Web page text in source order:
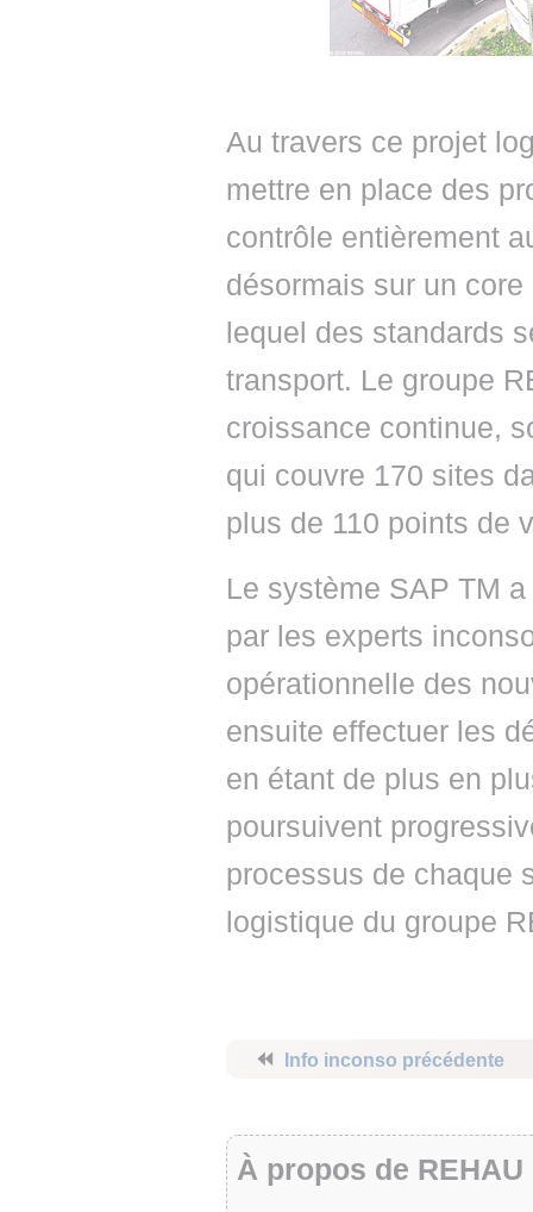
Au travers ce projet
mettre en place des
contrôle entièrement
désormais sur un
lequel des standards
transport. Le groupe
croissance continue,
qui couvre 170 sites
plus de 110 points de
Le système SAP TM
par les experts
opérationnelle des
ensuite effectuer les
en étant de plus en
poursuivent
processus de chaque
logistique du groupe
⏪ Info inconso précédente
À propos de REHAU